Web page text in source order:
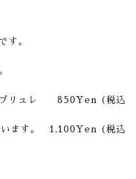
す。
ムブリュレ850Yen (税込
います。 1,100Yen (税込